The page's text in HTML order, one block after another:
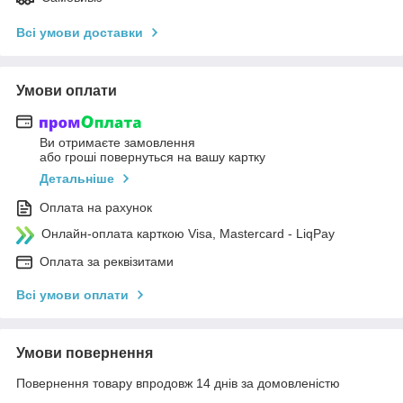
Всі умови доставки
Умови оплати
Ви отримаєте замовлення
або гроші повернуться на вашу картку
Детальніше
Оплата на рахунок
Онлайн-оплата карткою Visa, Mastercard - LiqPay
Оплата за реквізитами
Всі умови оплати
Умови повернення
Повернення товару впродовж 14 днів за домовленістю